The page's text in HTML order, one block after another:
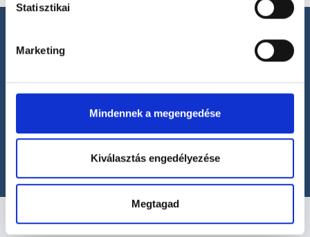
Statisztikai
Marketing
Mindennek a megengedése
Kiválasztás engedélyezése
Megtagad
Segíthetünk?
+36 1 700-1398
(H-P: 8:00-20:00)